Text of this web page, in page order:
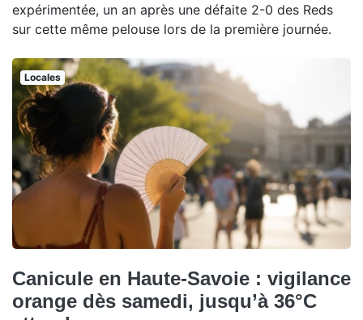
expérimentée, un an après une défaite 2-0 des Reds
sur cette même pelouse lors de la première journée.
Locales
Canicule en Haute-Savoie : vigilance
orange dès samedi, jusqu’à 36°C